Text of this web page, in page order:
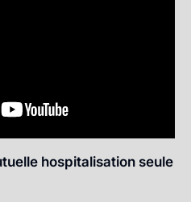
hospitalisation seule